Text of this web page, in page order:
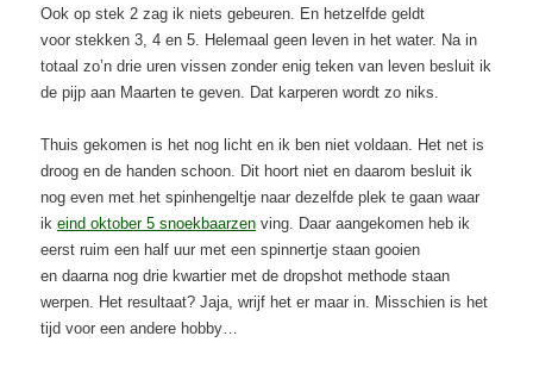
Ook op stek 2 zag ik niets gebeuren. En hetzelfde geldt
voor stekken 3, 4 en 5. Helemaal geen leven in het water. Na in
totaal zo’n drie uren vissen zonder enig teken van leven besluit ik
de pijp aan Maarten te geven. Dat karperen wordt zo niks.
Thuis gekomen is het nog licht en ik ben niet voldaan. Het net is
droog en de handen schoon. Dit hoort niet en daarom besluit ik
nog even met het spinhengeltje naar dezelfde plek te gaan waar
ikeind oktober 5 snoekbaarzen ving. Daar aangekomen heb ik
eerst ruim een half uur met een spinnertje staan gooien
en daarna nog drie kwartier met de dropshot methode staan
werpen. Het resultaat? Jaja, wrijf het er maar in. Misschien is het
tijd voor een andere hobby…